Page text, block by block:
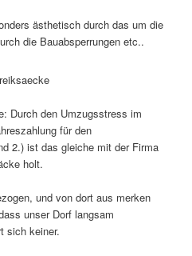
ästhetisch durch das um die
die Bauabsperrungen etc..
Durch den Umzugsstress im
für den
2.) ist das gleiche mit der Firma
holt.
und von dort aus merken
unser Dorf langsam
sich keiner.